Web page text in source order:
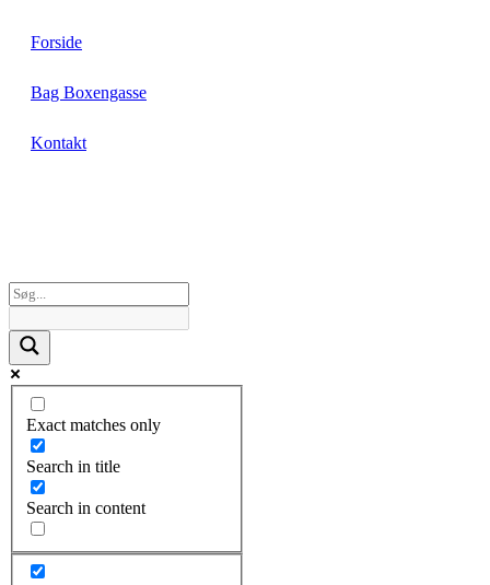
Forside
Bag Boxengasse
Kontakt
Exact matches only
Search in title
Search in content